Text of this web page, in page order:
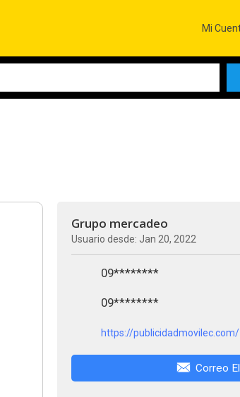
Mi
Grupo mercadeo
Usuario desde: Jan 20, 2022
09********
09********
https://publicidadmovilec.com/
Correo